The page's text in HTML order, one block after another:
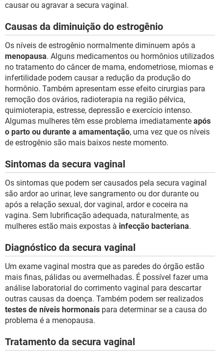
causar ou agravar a secura vaginal.
Causas da diminuição do estrogênio
Os níveis de estrogênio normalmente diminuem após a
menopausa. Alguns medicamentos ou hormônios utilizados
no tratamento do câncer de mama, endometriose, miomas e
infertilidade podem causar a redução da produção do
hormônio. Também apresentam esse efeito cirurgias para
remoção dos ovários, radioterapia na região pélvica,
quimioterapia, estresse, depressão e exercício intenso.
Algumas mulheres têm esse problema imediatamente após
o parto ou durante a amamentação, uma vez que os níveis
de estrogênio são mais baixos neste momento.
Sintomas da secura vaginal
Os sintomas que podem ser causados pela secura vaginal
são ardor ao urinar, leve sangramento ou dor durante ou
após a relação sexual, dor vaginal, ardor e coceira na
vagina. Sem lubrificação adequada, naturalmente, as
mulheres estão mais expostas à infecção bacteriana.
Diagnóstico da secura vaginal
Um exame vaginal mostra que as paredes do órgão estão
mais finas, pálidas ou avermelhadas. É possível fazer uma
análise laboratorial do corrimento vaginal para descartar
outras causas da doença. Também podem ser realizados
testes de níveis hormonais para determinar se a causa do
problema é a menopausa.
Tratamento da secura vaginal